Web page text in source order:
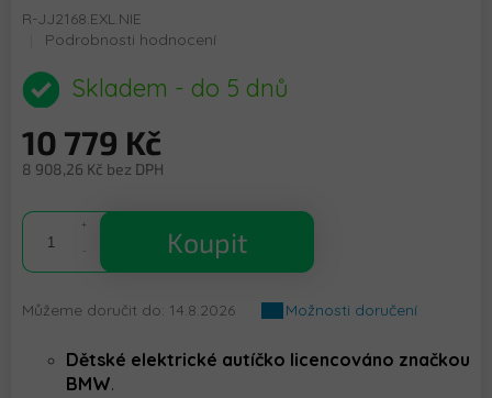
R-JJ2168.EXL.NIE
Průměrné
produktu
je
z
5
Podrobnosti hodnocení
Skladem - do 5 dnů
10 779 Kč
8 908,26 Kč bez DPH
cena:
Koupit
Můžeme doručit do: 14.8.2026 Možnosti doručení
Dětské elektrické autíčko licencováno značkou
BMW.